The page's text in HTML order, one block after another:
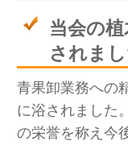
当会の
されま
青果卸業務への
に浴されました
の栄誉を称え今